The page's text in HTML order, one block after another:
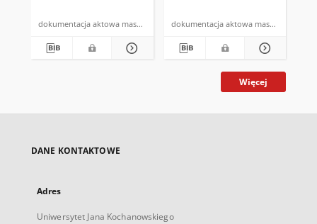
dokumentacja aktowa maszynopis dokumentacja aktowa maszynopis
Więcej
DANE KONTAKTOWE
Adres
Uniwersytet Jana Kochanowskiego